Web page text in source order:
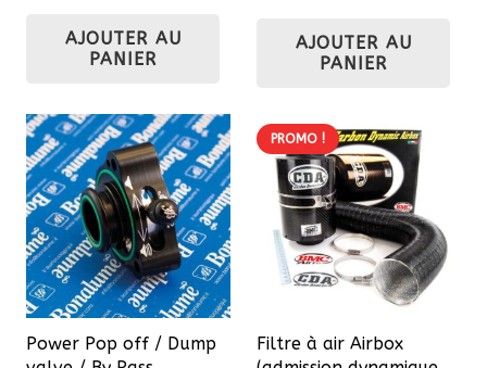
AJOUTER AU
PANIER
était :
229,90 €.
AJOUTER AU
PANIER
Power Pop off / Dump
PROMO !
Filtre à air Airbox